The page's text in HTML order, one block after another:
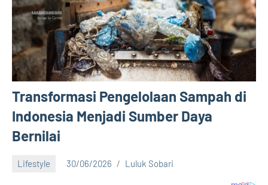
Transformasi Pengelolaan Sampah di
Indonesia Menjadi Sumber Daya
Bernilai
Lifestyle 30/06/2026 Luluk Sobari